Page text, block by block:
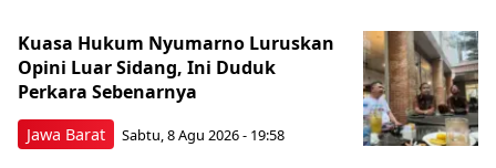
Jawa Barat
Kuasa Hukum Nyumarno Luruskan
Opini Luar Sidang, Ini Duduk
Perkara Sebenarnya ​
Sabtu, 8 Agu 2026 - 19:58